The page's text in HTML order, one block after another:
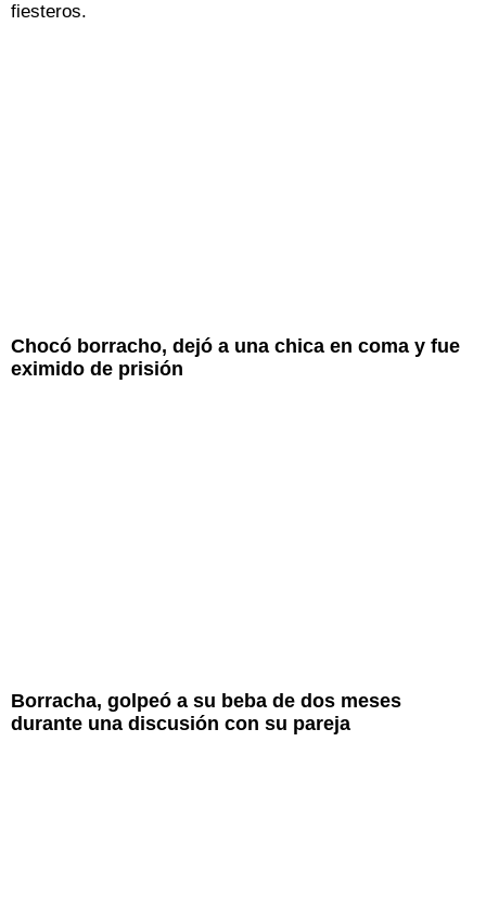
fiesteros.
Chocó borracho, dejó a una chica en coma y fue
eximido de prisión
Borracha, golpeó a su beba de dos meses
durante una discusión con su pareja